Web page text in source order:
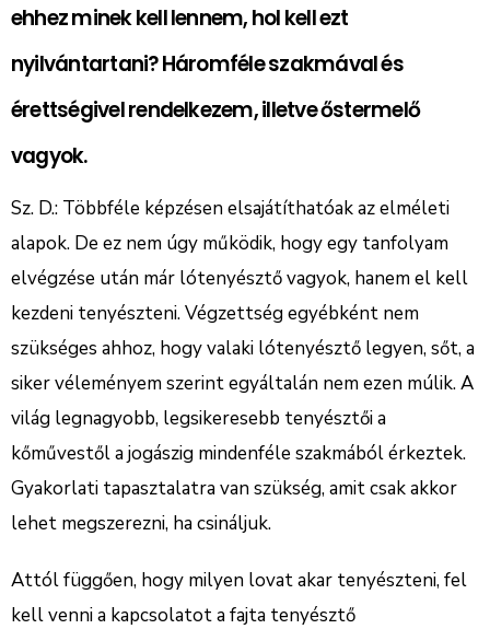
ehhez minek kell lennem, hol kell ezt
nyilvántartani? Háromféle szakmával és
érettségivel rendelkezem, illetve őstermelő
vagyok.
Sz. D.: Többféle képzésen elsajátíthatóak az elméleti
alapok. De ez nem úgy működik, hogy egy tanfolyam
elvégzése után már lótenyésztő vagyok, hanem el kell
kezdeni tenyészteni. Végzettség egyébként nem
szükséges ahhoz, hogy valaki lótenyésztő legyen, sőt, a
siker véleményem szerint egyáltalán nem ezen múlik. A
világ legnagyobb, legsikeresebb tenyésztői a
kőművestől a jogászig mindenféle szakmából érkeztek.
Gyakorlati tapasztalatra van szükség, amit csak akkor
lehet megszerezni, ha csináljuk.
Attól függően, hogy milyen lovat akar tenyészteni, fel
kell venni a kapcsolatot a fajta tenyésztő